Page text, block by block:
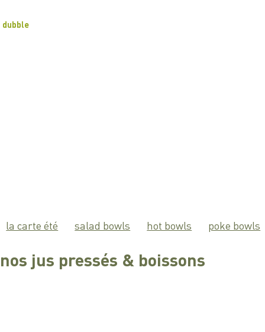
dubble
la carte été salad bowls hot bowls poke bowls
nos jus pressés & boissons